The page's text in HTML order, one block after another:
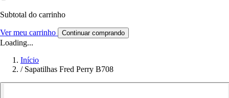
Subtotal do carrinho
Ver meu carrinho Continuar comprando
Loading...
Início
/ Sapatilhas Fred Perry B708